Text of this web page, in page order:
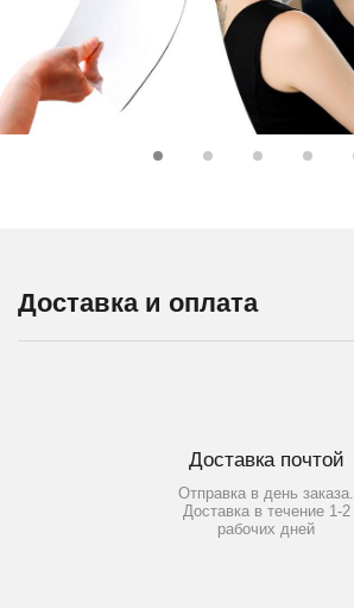
Доставка и оплата
Доставка почтой
Отправка в день заказа.
Доставка в течение 1-2
рабочих дней